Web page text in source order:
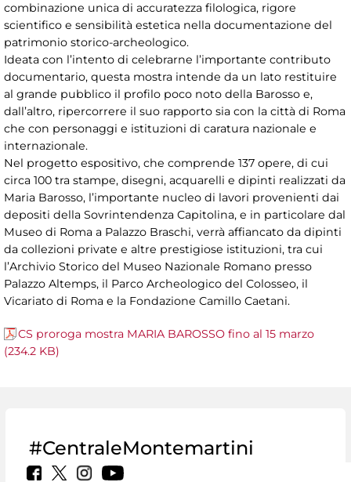
combinazione unica di accuratezza filologica, rigore
scientifico e sensibilità estetica nella documentazione del
patrimonio storico-archeologico.
Ideata con l’intento di celebrarne l’importante contributo
documentario, questa mostra intende da un lato restituire
al grande pubblico il profilo poco noto della Barosso e,
dall’altro, ripercorrere il suo rapporto sia con la città di Roma
che con personaggi e istituzioni di caratura nazionale e
internazionale.
Nel progetto espositivo, che comprende 137 opere, di cui
circa 100 tra stampe, disegni, acquarelli e dipinti realizzati da
Maria Barosso, l’importante nucleo di lavori provenienti dai
depositi della Sovrintendenza Capitolina, e in particolare dal
Museo di Roma a Palazzo Braschi, verrà affiancato da dipinti
da collezioni private e altre prestigiose istituzioni, tra cui
l’Archivio Storico del Museo Nazionale Romano presso
Palazzo Altemps, il Parco Archeologico del Colosseo, il
Vicariato di Roma e la Fondazione Camillo Caetani.
CS proroga mostra MARIA BAROSSO fino al 15 marzo
(234.2 KB)
#CentraleMontemartini